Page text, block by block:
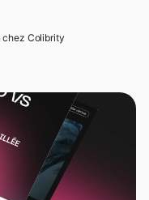
chez Colibrity